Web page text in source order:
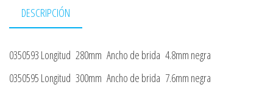
DESCRIPCIÓN
0350593 Longitud 280mm Ancho de brida 4.8mm negra
0350595 Longitud 300mm Ancho de brida 7.6mm negra